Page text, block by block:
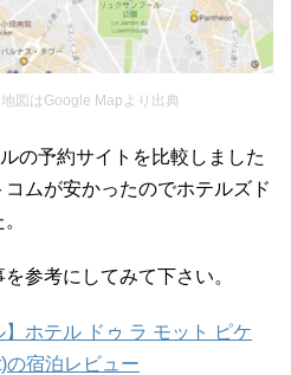
図はGoogle Mapより出典
の予約サイトを比較しました
ムが安かったのでホテルズド
参考にしてみて下さい。
】ホテル ドゥ ラ モット ピケ
の宿泊レビュー